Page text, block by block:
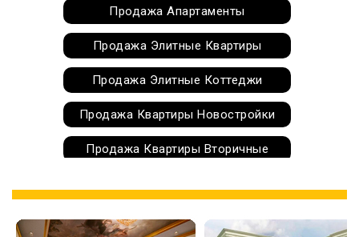
Продажа Апартаменты
Продажа Элитные Квартиры
Продажа Элитные Коттеджи
Продажа Квартиры Новостройки
Продажа Квартиры Вторичные
Продажа Квартиры Студии